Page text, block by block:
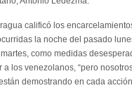
calificó los
la noche del pasado
como medidas
a los venezolanos, “pero
demostrando en cada